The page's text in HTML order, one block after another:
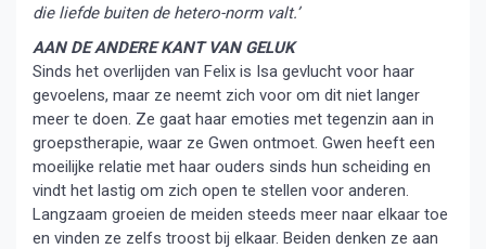
die liefde buiten de hetero-norm valt.’
AAN DE ANDERE KANT VAN GELUK
Sinds het overlijden van Felix is Isa gevlucht voor haar
gevoelens, maar ze neemt zich voor om dit niet langer
meer te doen. Ze gaat haar emoties met tegenzin aan in
groepstherapie, waar ze Gwen ontmoet. Gwen heeft een
moeilijke relatie met haar ouders sinds hun scheiding en
vindt het lastig om zich open te stellen voor anderen.
Langzaam groeien de meiden steeds meer naar elkaar toe
en vinden ze zelfs troost bij elkaar. Beiden denken ze aan